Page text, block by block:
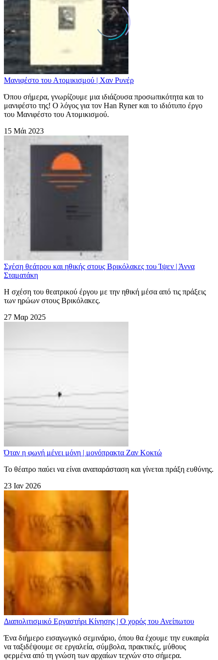
Μανιφέστο του Ατομικισμού | Χαν Ρυνέρ
Όπου σήμερα, γνωρίζουμε μια ιδιάζουσα προσωπικότητα και το
μανιφέστο της! Ο λόγος για τον Han Ryner και το ιδιότυπο έργο
του Μανιφέστο του Ατομικισμού.
15 Μάι 2023
Σχέση θεάτρου και ηθικής στους Βρικόλακες του Ίψεν | Άννα
Σταματάκη
H σχέση του θεατρικού έργου με την ηθική μέσα από τις πράξεις
των ηρώων στους Βρικόλακες.
27 Μαρ 2025
Όταν η φωνή μένει μόνη | μονόπρακτα Ζαν Κοκτώ
Το θέατρο παύει να είναι αναπαράσταση και γίνεται πράξη ευθύνης.
23 Ιαν 2026
Διαπολιτισμικό Εργαστήρι Κίνησης | Ο χορός του Ανείπωτου
Ένα διήμερο εισαγωγικό σεμινάριο, όπου θα έχουμε την ευκαιρία
να ταξιδέψουμε σε εργαλεία, σύμβολα, πρακτικές, μύθους
φερμένα από τη γνώση των αρχαίων τεχνών στο σήμερα.